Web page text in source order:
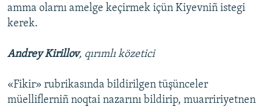
amma olarnı amelge keçirmek içün Kiyevniñ istegi
kerek.
Andrey Kirillov, qırımlı közetici
«Fikir» rubrikasında bildirilgen tüşünceler
müelliflerniñ noqtai nazarını bildirip, muarririyetnen